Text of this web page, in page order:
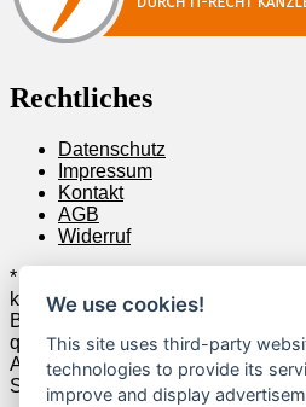
Rechtliches
Datenschutz
Impressum
Kontakt
AGB
Widerruf
* Wenn Du zum Anbieter klickst
kaufst, erhalten wir u.U. dafür
Beispielsweise verdienen wir als
qualifizierten Verkäufen. Das hat
Auswirkungen auf die Auswahl
Schnäppchen.
We use cookies!
This site uses third-party
technologies to provide its
improve and display